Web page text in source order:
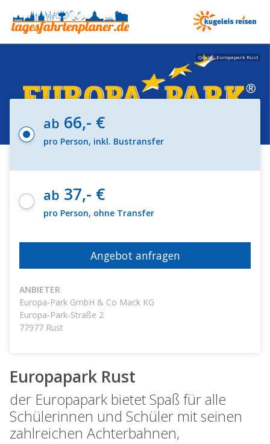
Quelle: Europapark Rust
ab 66,- €
pro Person, inkl. Bustransfer
ab 37,- €
pro Person, ohne Transfer
Angebot anfragen
ANBIETER
Europa-Park GmbH & Co Mack KG
Europa-Park-Straße 2
77977 Rust
Europapark Rust
der Europapark bietet Spaß für alle
Schülerinnen und Schüler mit seinen
zahlreichen Achterbahnen,